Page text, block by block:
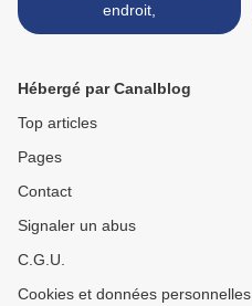
endroit,
Hébergé par Canalblog
Top articles
Pages
Contact
Signaler un abus
C.G.U.
Cookies et données personnelles